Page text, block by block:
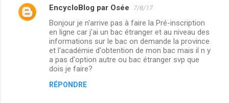
EncycloBlog par Osée 7/8/17
Bonjour je n'arrive pas à faire la Pré-inscription
en ligne car j'ai un bac étranger et au niveau des
informations sur le bac on demande la province
et l'académie d'obtention de mon bac mais il n y
a pas d'option autre ou bac étranger svp que
dois je faire?
RÉPONDRE